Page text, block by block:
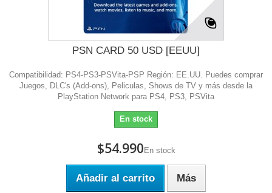
PSN CARD 50 USD [EEUU]
Compatibilidad: PS4-PS3-PSVita-PSP Región: EE.UU. Puedes comprar
Juegos, DLC's (Add-ons), Peliculas, Shows de TV y más desde la
PlayStation Network para PS4, PS3, PSVita
En stock
$54.990 En stock
Añadir al carrito Más